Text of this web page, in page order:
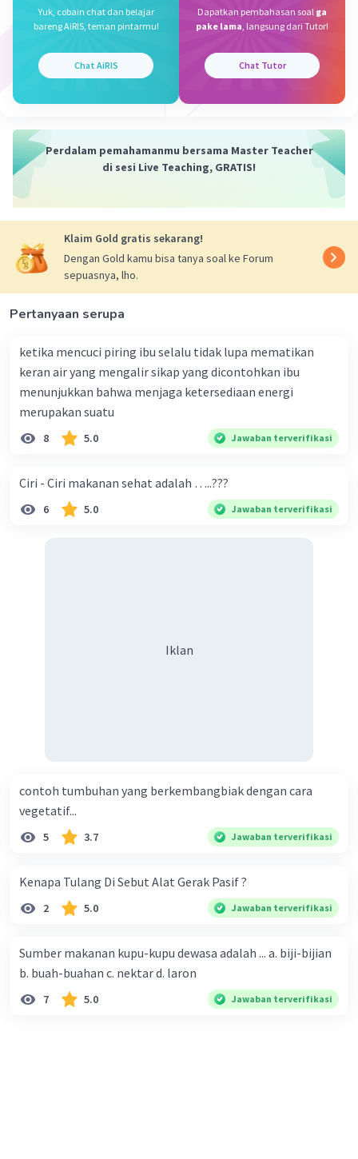
oksigen dan pengeluaran CO2 .
Beri Rating·0.0(0 Balas
09 Oktober 2023 11:05
Yuk, cobain chat dan belajar
bareng AiRIS, teman pintarmu!
Chat AiRIS
Dapatkan pembahasan soal ga
pake lama, langsung dari Tutor!
Chat Tutor
Perdalam pemahamanmu bersama Master Teacher
di sesi Live Teaching, GRATIS!
Klaim Gold gratis sekarang!
Dengan Gold kamu bisa tanya soal ke Forum
sepuasnya, lho.
Pertanyaan serupa
ketika mencuci piring ibu selalu tidak lupa mematikan
keran air yang mengalir sikap yang dicontohkan ibu
menunjukkan bahwa menjaga ketersediaan energi
merupakan suatu
8 5.0 Jawaban terverifikasi
Ciri - Ciri makanan sehat adalah …..???
6 5.0 Jawaban terverifikasi
Iklan
contoh tumbuhan yang berkembangbiak dengan cara
vegetatif...
5 3.7 Jawaban terverifikasi
Kenapa Tulang Di Sebut Alat Gerak Pasif ?
2 5.0 Jawaban terverifikasi
Sumber makanan kupu-kupu dewasa adalah ... a. biji-bijian
b. buah-buahan c. nektar d. laron
7 5.0 Jawaban terverifikasi